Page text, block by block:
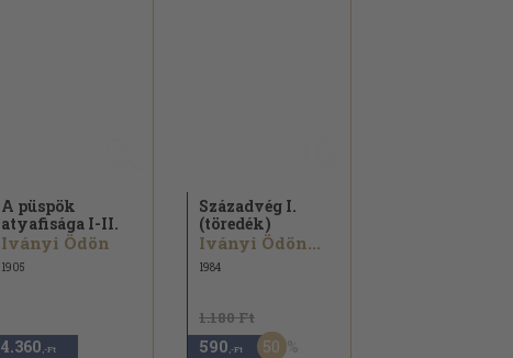
A püspök
atyafisága I-II.
Iványi Ödön
1905
4.360 ,-Ft
Századvég I.
(töredék)
Iványi Ödön...
1984
1.180 Ft
590 ,-Ft 50